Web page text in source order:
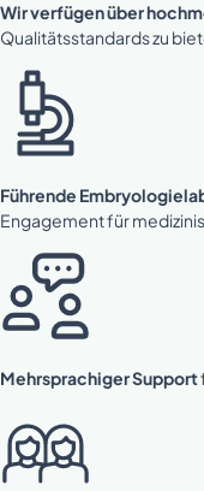
Wir verfügen über
Qualitätsstandards zu
Führende
Engagement für
Mehrsprachiger Support